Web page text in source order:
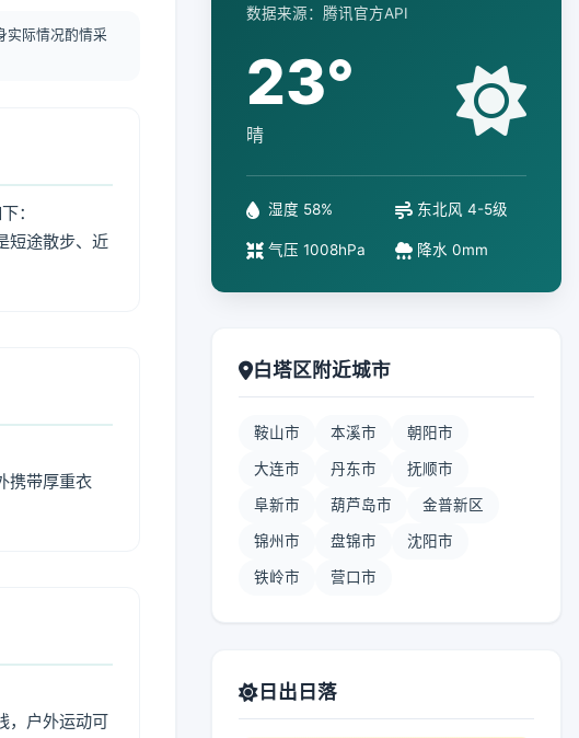
实际情况酌情采
：
短途散步、近
携带厚重衣
，户外运动可
数据来源：腾讯官方API
23°
晴
湿度 58% 东北风 4-5级
气压 1008hPa 降水 0mm
白塔区附近城市
鞍山市 本溪市 朝阳市
大连市 丹东市 抚顺市
阜新市 葫芦岛市 金普新区
锦州市 盘锦市 沈阳市
铁岭市 营口市
日出日落